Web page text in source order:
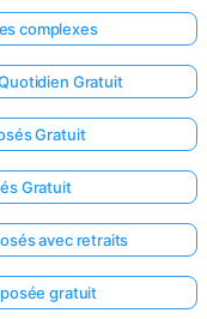
complexes
Gratuit
Gratuit
Gratuit
avec retraits
gratuit